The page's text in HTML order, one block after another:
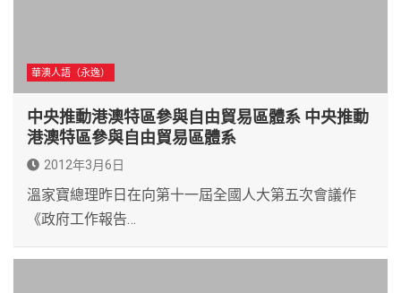
華澳人語（永逸）
中央推動港澳特區參與自由貿易區體系 中央推動
港澳特區參與自由貿易區體系
2012年3月6日
溫家寶總理昨日在向第十一屆全國人大第五次會議作
《政府工作報告…